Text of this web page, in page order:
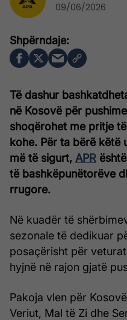
Të dashur
në Kosovë për
shoqërohet me pritje
kohe. Për ta bërë këtë
më të sigurt, APR
të bashkëpunëtorëve
rrugore.
Në kuadër të
sezonale të dedikuar
posaçërisht për
hyjnë në rajon gjatë
Pakoja vlen për
Veriut, Mal të Zi dhe
09/06/2026